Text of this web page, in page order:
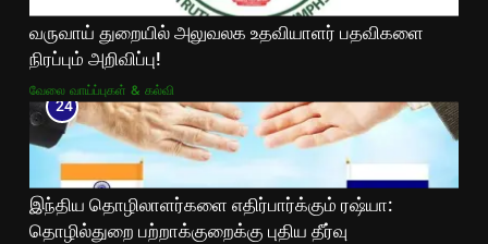
வருவாய் துறையில் அலுவலக உதவியாளர் பதவிகளை
நிரப்பும் அறிவிப்பு!
வேலை வாய்ப்புகள் & கல்வி
24
இந்திய தொழிலாளர்களை எதிர்பார்க்கும் ரஷ்யா:
தொழில்துறை பற்றாக்குறைக்கு புதிய தீர்வு